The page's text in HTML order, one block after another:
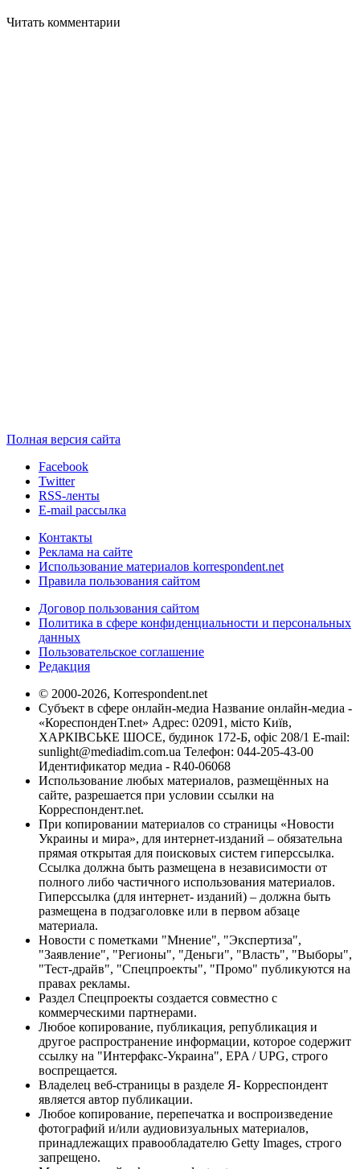
Читать комментарии
Полная версия сайта
Facebook
Twitter
RSS-ленты
E-mail рассылка
Контакты
Реклама на сайте
Использование материалов korrespondent.net
Правила пользования сайтом
Договор пользования сайтом
Политика в сфере конфиденциальности и персональных
данных
Пользовательское соглашение
Редакция
© 2000-2026, Korrespondent.net
Субъект в сфере онлайн-медиа Название онлайн-медиа -
«КореспонденТ.net» Адрес: 02091, місто Київ,
ХАРКІВСЬКЕ ШОСЕ, будинок 172-Б, офіс 208/1 E-mail:
sunlight@mediadim.com.ua Телефон: 044-205-43-00
Идентификатор медиа - R40-06068
Использование любых материалов, размещённых на
сайте, разрешается при условии ссылки на
Корреспондент.net.
При копировании материалов со страницы «Новости
Украины и мира», для интернет-изданий – обязательна
прямая открытая для поисковых систем гиперссылка.
Ссылка должна быть размещена в независимости от
полного либо частичного использования материалов.
Гиперссылка (для интернет- изданий) – должна быть
размещена в подзаголовке или в первом абзаце
материала.
Новости с пометками "Мнение", "Экспертиза",
"Заявление", "Регионы", "Деньги", "Власть", "Выборы",
"Тест-драйв", "Спецпроекты", "Промо" публикуются на
правах рекламы.
Раздел Спецпроекты создается совместно с
коммерческими партнерами.
Любое копирование, публикация, републикация и
другое распространение информации, которое содержит
ссылку на "Интерфакс-Украина", EPA / UPG, строго
воспрещается.
Владелец веб-страницы в разделе Я- Корреспондент
является автор публикации.
Любое копирование, перепечатка и воспроизведение
фотографий и/или аудиовизуальных материалов,
принадлежащих правообладателю Getty Images, строго
запрещено.